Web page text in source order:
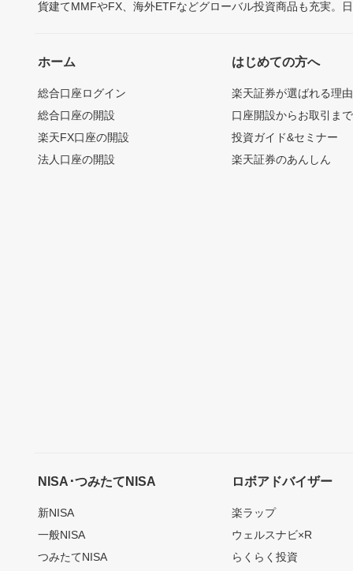
貨建てMMFやFX、海外ETFなどグローバル投資商品も充実。
ホーム
総合口座ログイン
総合口座の開設
楽天FX口座の開設
法人口座の開設
はじめての方へ
楽天証券が選ばれる理由
口座開設からお取引ま
投資ガイド&セミナー
楽天証券のあんしん
NISA･つみたてNISA
新NISA
一般NISA
つみたてNISA
ロボアドバイザー
楽ラップ
ウェルスナビ×R
らくらく投資